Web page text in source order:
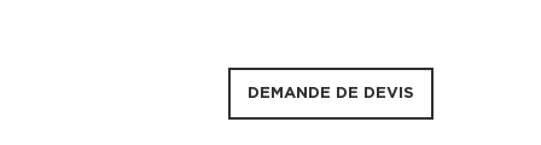
DEMANDE DE DEVIS